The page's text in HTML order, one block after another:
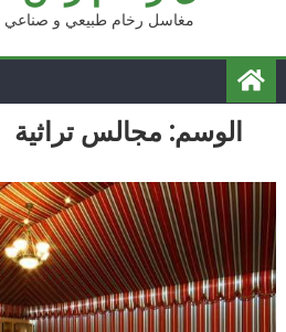
مغاسل رخام طبيعي و صناعي
الوسم: مجالس تراثية